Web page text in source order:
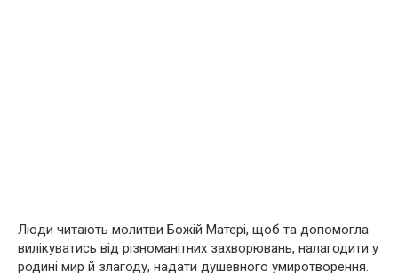
Люди читають молитви Божій Матері, щоб та допомогла
вилікуватись від різноманітних захворювань, налагодити у
родині мир й злагоду, надати душевного умиротворення.